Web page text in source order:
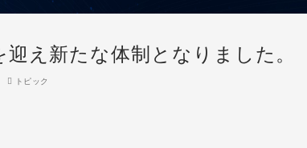
迎え新たな体制となりました。
トピック